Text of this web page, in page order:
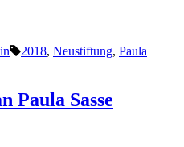
2018, Neustiftung, Paula
Paula Sasse